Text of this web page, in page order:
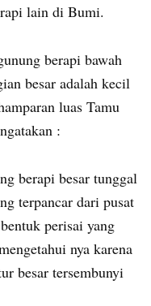
lain di Bumi.
berapi bawah
besar adalah kecil
luas Tamu
:
berapi besar tunggal
terpancar dari pusat
perisai yang
nya karena
besar tersembunyi